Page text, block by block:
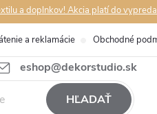
a doplnkov! Akcia platí do
eshop@dekorstudio.sk
a reklamácie Obchodné
HĽADAŤ